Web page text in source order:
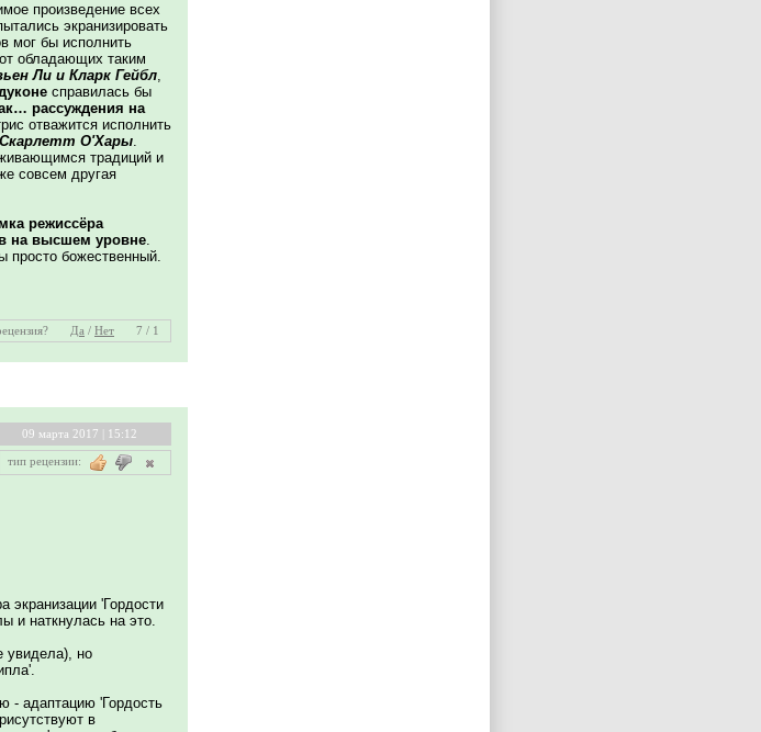
произведение всех
экранизировать
мог бы исполнить
обладающих таким
Ли и Кларк Гейбл,
справилась бы
рассуждения на
отважится исполнить
Скарлетт О'Хары.
традиций и
совсем другая
режиссёра
на высшем уровне.
просто божественный.
Да / Нет 7 / 1
экранизации 'Гордости
и наткнулась на это.
увидела), но
- адаптацию 'Гордость
в
09 марта 2017 | 15:12
тип рецензии: